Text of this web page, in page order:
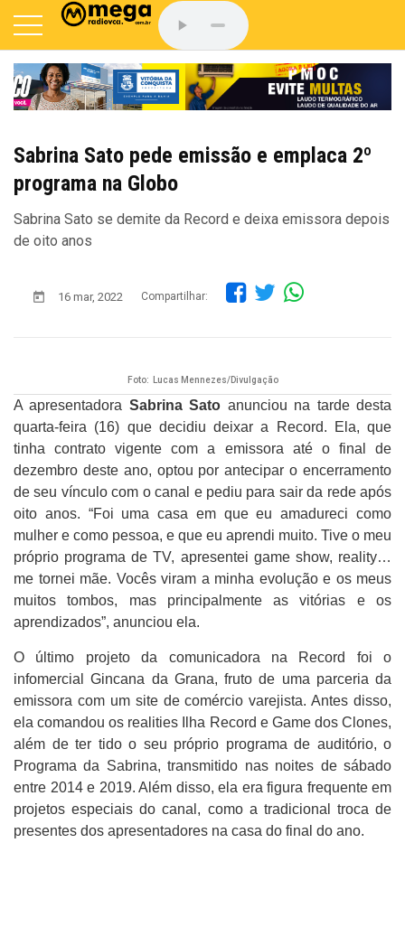
Sabrina Sato pede emissão e emplaca 2º
programa na Globo
Sabrina Sato se demite da Record e deixa emissora depois
de oito anos
16 mar, 2022 Compartilhar:
Foto: Lucas Mennezes/Divulgação
A apresentadora Sabrina Sato anunciou na tarde desta
quarta-feira (16) que decidiu deixar a Record. Ela, que
tinha contrato vigente com a emissora até o final de
dezembro deste ano, optou por antecipar o encerramento
de seu vínculo com o canal e pediu para sair da rede após
oito anos. “Foi uma casa em que eu amadureci como
mulher e como pessoa, e que eu aprendi muito. Tive o meu
próprio programa de TV, apresentei game show, reality…
me tornei mãe. Vocês viram a minha evolução e os meus
muitos tombos, mas principalmente as vitórias e os
aprendizados”, anunciou ela.
O último projeto da comunicadora na Record foi o
infomercial Gincana da Grana, fruto de uma parceria da
emissora com um site de comércio varejista. Antes disso,
ela comandou os realities Ilha Record e Game dos Clones,
além de ter tido o seu próprio programa de auditório, o
Programa da Sabrina, transmitido nas noites de sábado
entre 2014 e 2019. Além disso, ela era figura frequente em
projetos especiais do canal, como a tradicional troca de
presentes dos apresentadores na casa do final do ano.